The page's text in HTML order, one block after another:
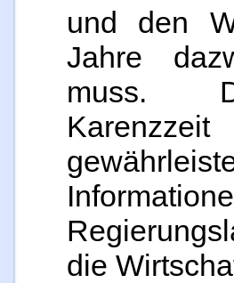
und den
Jahre
muss.
die